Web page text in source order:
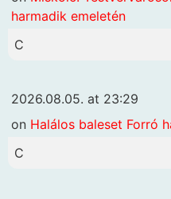
harmadik emeletén
C
2026.08.05. at 23:29
on Halálos baleset Forró
C